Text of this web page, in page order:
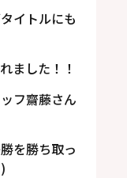
イトルにも
ました！！
フ齋藤さん
を勝ち取っ